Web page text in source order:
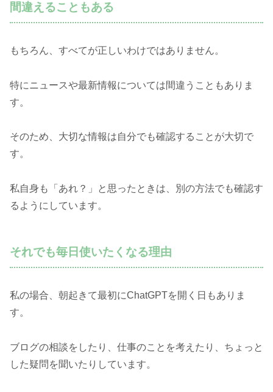
間違えることもある
もちろん、すべてが正しいわけではありません。
特にニュースや最新情報については間違うこともありま
す。
そのため、大切な情報は自分でも確認することが大切で
す。
私自身も「あれ？」と思ったときは、別の方法でも確認す
るようにしています。
それでも毎日使いたくなる理由
私の場合、朝起きて最初にChatGPTを開く日もありま
す。
ブログの相談をしたり、仕事のことを考えたり、ちょっと
した疑問を聞いたりしています。